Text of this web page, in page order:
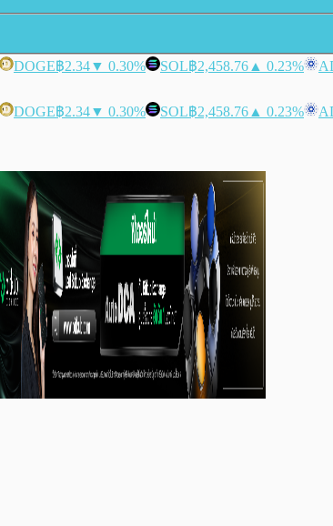
DOGE฿2.34▼ 0.30% SOL฿2,458.76 ▲ 0.23%
DOGE฿2.34▼ 0.30% SOL฿2,458.76 ▲ 0.23%